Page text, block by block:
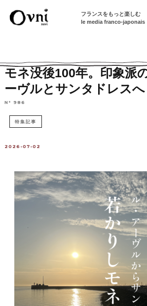
フランスをもっと楽しむ
le media franco-japonais
モネ没後100年。印象派
ーヴルとサンタドレスへ
N° 986
特集記事
2026-07-02